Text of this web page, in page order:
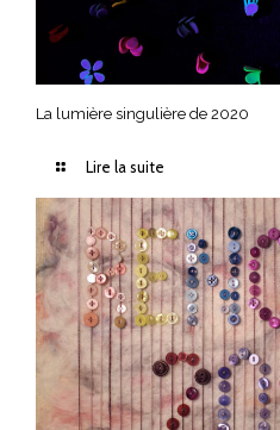
La lumière singulière de 2020
Lire la suite